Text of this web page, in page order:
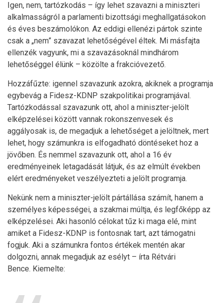
Igen, nem, tartózkodás – így lehet szavazni a miniszteri
alkalmasságról a parlamenti bizottsági meghallgatásokon
és éves beszámolókon. Az eddigi ellenézi pártok szinte
csak a „nem” szavazat lehetőségével éltek. Mi másfajta
ellenzék vagyunk, mi a szavazásoknál mindhárom
lehetőséggel élünk – közölte a frakcióvezető.
Hozzáfűzte: igennel szavazunk azokra, akiknek a programja
egybevág a Fidesz-KDNP szakpolitikai programjával.
Tartózkodással szavazunk ott, ahol a miniszter-jelölt
elképzelései között vannak rokonszenvesek és
aggályosak is, de megadjuk a lehetőséget a jelöltnek, mert
lehet, hogy számunkra is elfogadható döntéseket hoz a
jövőben. És nemmel szavazunk ott, ahol a 16 év
eredményeinek letagadását látjuk, és az elmúlt években
elért eredményeket veszélyezteti a jelölt programja.
Nekünk nem a miniszter-jelölt pártállása számít, hanem a
személyes képességei, a szakmai múltja, és legfőképp az
elképzelései. Aki hasonló célokat tűz ki maga elé, mint
amiket a Fidesz-KDNP is fontosnak tart, azt támogatni
fogjuk. Aki a számunkra fontos értékek mentén akar
dolgozni, annak megadjuk az esélyt – írta Rétvári
Bence. Kiemelte: